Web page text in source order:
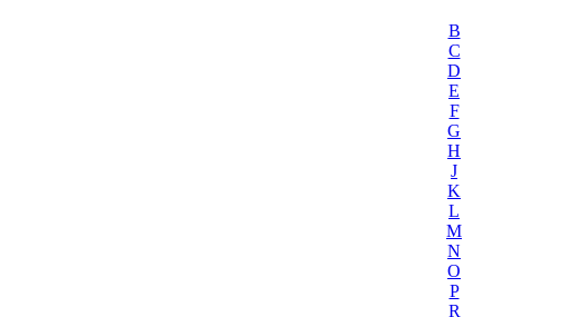
B
C
D
E
F
G
H
J
K
L
M
N
O
P
R